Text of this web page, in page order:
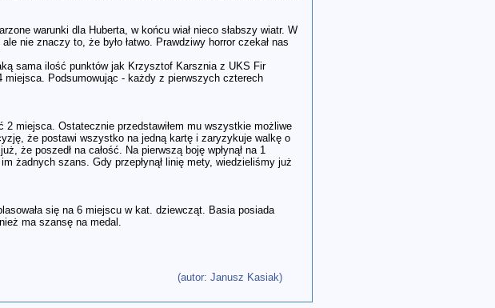
warunki dla Huberta, w końcu wiał nieco słabszy wiatr. W
nie znaczy to, że było łatwo. Prawdziwy horror czekał nas
sama ilość punktów jak Krzysztof Karsznia z UKS Fir
miejsca. Podsumowując - każdy z pierwszych czterech
2 miejsca. Ostatecznie przedstawiłem mu wszystkie możliwe
że postawi wszystko na jedną kartę i zaryzykuje walkę o
że poszedł na całość. Na pierwszą boję wpłynął na 1
żadnych szans. Gdy przepłynął linię mety, wiedzieliśmy już
się na 6 miejscu w kat. dziewcząt. Basia posiada
ma szansę na medal.
(autor: Janusz Kasiak)